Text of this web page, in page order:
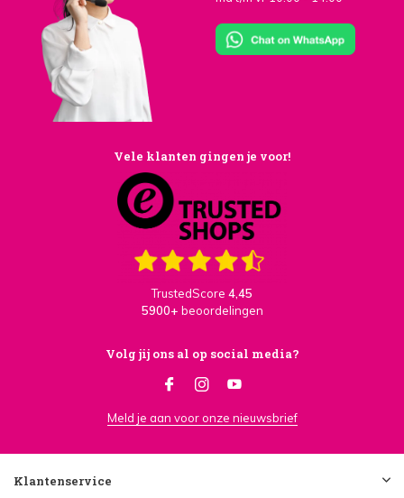
Vele klanten gingen je voor!
TrustedScore 4,45
5900+ beoordelingen
Volg jij ons al op social media?
Meld je aan voor onze nieuwsbrief
Klantenservice